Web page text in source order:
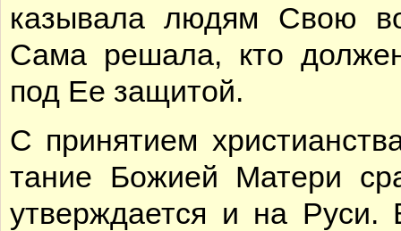
ка­зы­ва­ла лю­дям Свою
Са­ма ре­ша­ла, кто
под Ее за­щи­той.
С при­ня­ти­ем
та­ние Бо­жи­ей Ма­те­ри
утвер­жда­ет­ся и на